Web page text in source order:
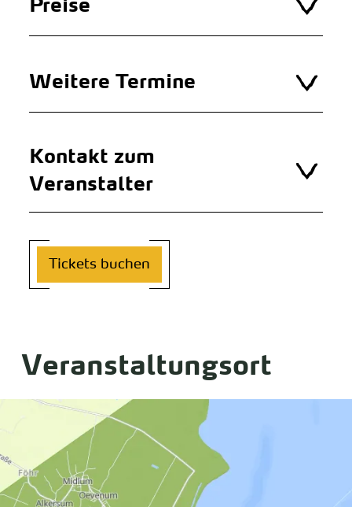
Preise
Weitere Termine
Kontakt zum
Veranstalter
Tickets buchen
Veranstaltungsort